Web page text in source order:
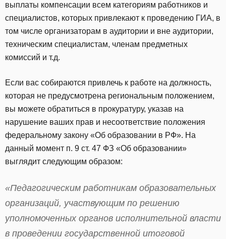
выплаты компенсации всем категориям работников и
специалистов, которых привлекают к проведению ГИА, в
том числе организаторам в аудитории и вне аудитории,
техническим специалистам, членам предметных
комиссий и т.д.
Если вас собираются привлечь к работе на должность,
которая не предусмотрена региональным положением,
вы можете обратиться в прокуратуру, указав на
нарушение ваших прав и несоответствие положения
федеральному закону «Об образовании в РФ». На
данный момент п. 9 ст. 47 ФЗ «Об образовании»
выглядит следующим образом:
«Педагогическим работникам образовательных
организаций, участвующим по решению
уполномоченных органов исполнительной власти
в проведении государственной итоговой